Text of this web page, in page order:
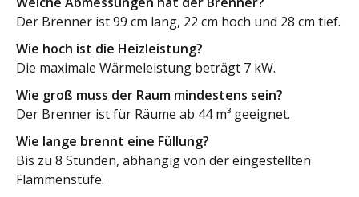
Der Brenner ist 99 cm lang, 22 cm hoch und 28 cm tief.
Wie hoch ist die Heizleistung?
Die maximale Wärmeleistung beträgt 7 kW.
Wie groß muss der Raum mindestens sein?
Der Brenner ist für Räume ab 44 m³ geeignet.
Wie lange brennt eine Füllung?
Bis zu 8 Stunden, abhängig von der eingestellten
Flammenstufe.